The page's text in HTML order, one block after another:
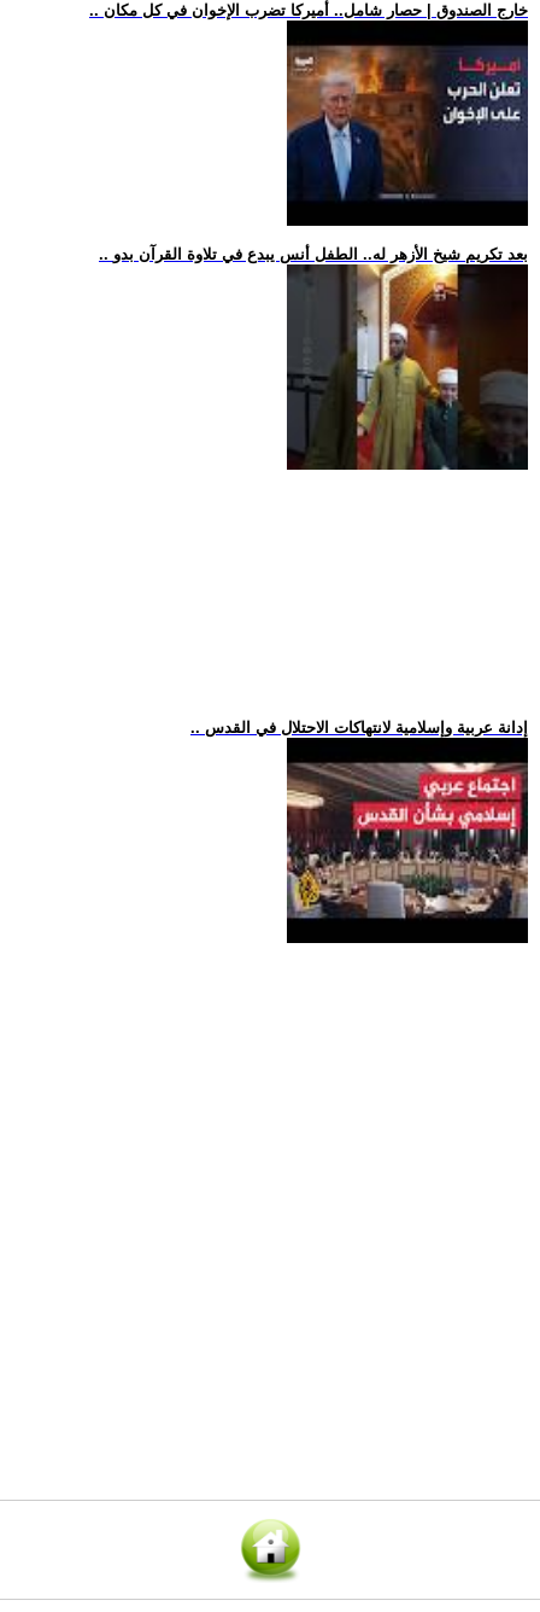
.. خارج الصندوق | حصار شامل.. أميركا تضرب الإخوان في كل مكان
.. بعد تكريم شيخ الأزهر له.. الطفل أنس يبدع في تلاوة القرآن بدو
.. إدانة عربية وإسلامية لانتهاكات الاحتلال في القدس